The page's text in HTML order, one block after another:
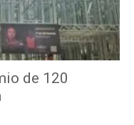
de 120